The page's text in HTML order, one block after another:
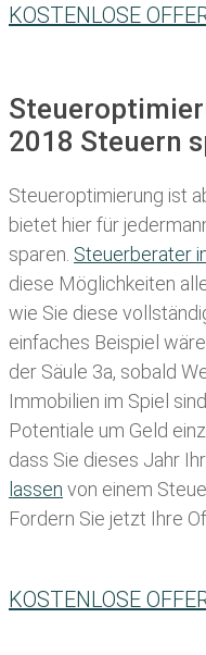
KOSTENLOSE
2018 Steuern
Steueroptimierung ist
bietet hier für
sparen. Steuerberater
diese Möglichkeiten
wie Sie diese
einfaches Beispiel
der Säule 3a, sobald
Immobilien im Spiel
Potentiale um Geld
dass Sie dieses Jahr
lassen von einem
Fordern Sie jetzt Ihre
KOSTENLOSE